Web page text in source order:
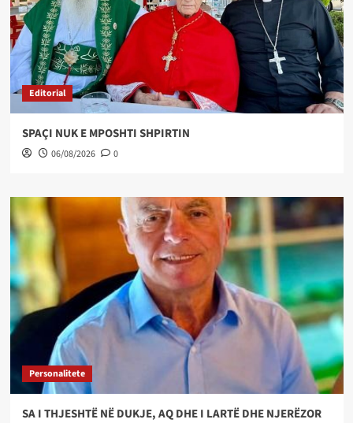
Editorial
SPAÇI NUK E MPOSHTI SHPIRTIN
06/08/2026 0
Personalitete
SA I THJESHTË NË DUKJE, AQ DHE I LARTË DHE NJERËZOR